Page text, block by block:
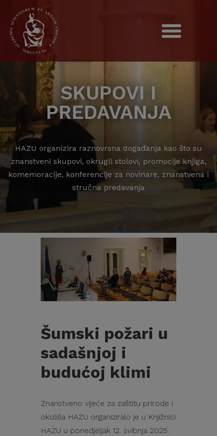
SKUPOVI I
PREDAVANJA
HAZU organizira raznovrsna događanja kao što su
znanstveni skupovi, okrugli stolovi, promocije knjiga,
komemoracije, konferencije za novinare, znanstvena i
stručna predavanja
Šumski požari u
sadašnjoj i
budućoj klimi
Znanstveno vijeće za zaštitu prirode i
okoliša HAZU organiziralo je u Knjižnici
HAZU u ponedjeljak 12. svibnja 2025.